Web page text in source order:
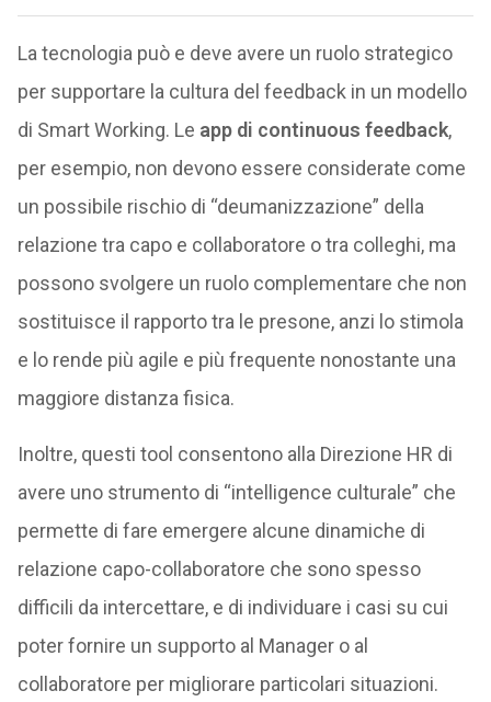
La tecnologia può e deve avere un ruolo strategico
per supportare la cultura del feedback in un modello
di Smart Working. Le app di continuous feedback,
per esempio, non devono essere considerate come
un possibile rischio di “deumanizzazione” della
relazione tra capo e collaboratore o tra colleghi, ma
possono svolgere un ruolo complementare che non
sostituisce il rapporto tra le presone, anzi lo stimola
e lo rende più agile e più frequente nonostante una
maggiore distanza fisica.
Inoltre, questi tool consentono alla Direzione HR di
avere uno strumento di “intelligence culturale” che
permette di fare emergere alcune dinamiche di
relazione capo-collaboratore che sono spesso
difficili da intercettare, e di individuare i casi su cui
poter fornire un supporto al Manager o al
collaboratore per migliorare particolari situazioni.